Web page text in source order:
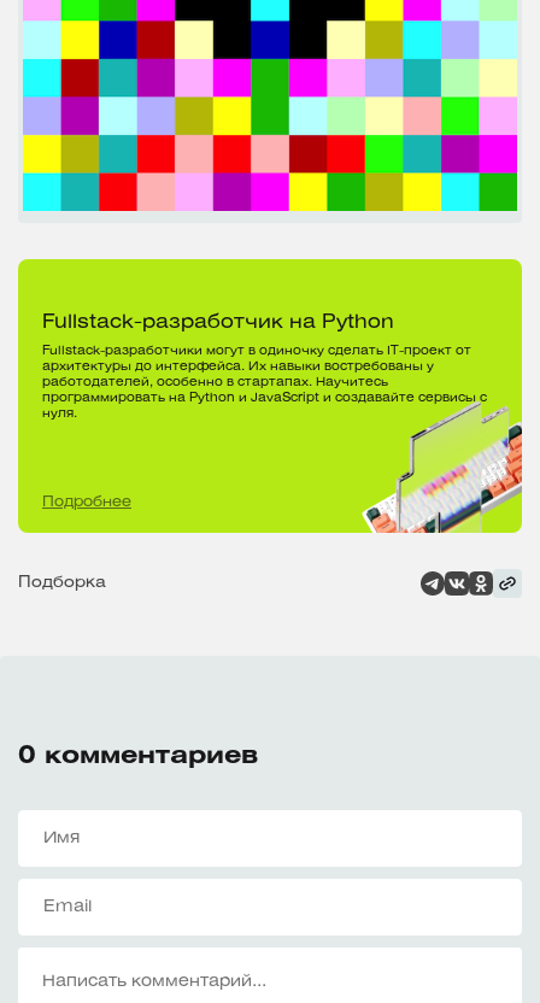
Fullstack-разработчик на Python
Fullstack-разработчики могут в одиночку сделать IT-проект от
архитектуры до интерфейса. Их навыки востребованы у
работодателей, особенно в стартапах. Научитесь
программировать на Python и JavaScript и создавайте сервисы с
нуля.
Подробнее
Подборка
0 комментариев